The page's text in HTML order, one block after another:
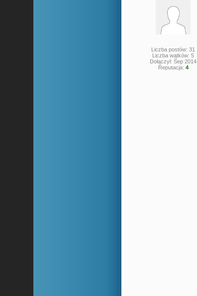
Liczba postów: 31
Liczba wątków: 5
Dołączył: Sep 2014
Reputacja: 4